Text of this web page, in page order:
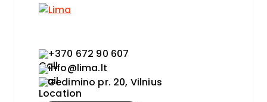
+370 672 90 607
info@lima.lt
Gedimino pr. 20, Vilnius